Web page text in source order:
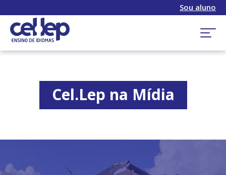
Sou aluno
Cel.Lep na Mídia